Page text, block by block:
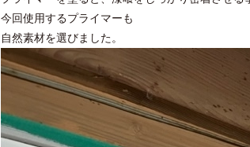
今回使用するプライマーも
自然素材を選びました。